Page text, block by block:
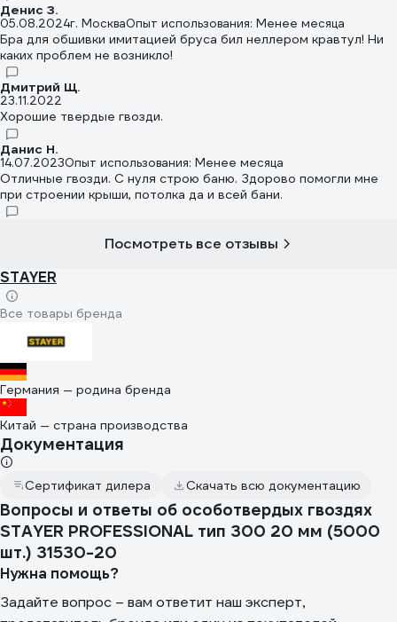
Денис З.
05.08.2024г. МоскваОпыт использования: Менее месяца
Бра для обшивки имитацией бруса бил неллером кравтул! Ни
каких проблем не возникло!
Дмитрий Щ.
23.11.2022
Хорошие твердые гвозди.
Данис Н.
14.07.2023Опыт использования: Менее месяца
Отличные гвозди. С нуля строю баню. Здорово помогли мне
при строении крыши, потолка да и всей бани.
Посмотреть все отзывы
STAYER
Все товары бренда
Германия — родина бренда
Китай — страна производства
Документация
Сертификат дилера Скачать всю документацию
Вопросы и ответы об особотвердых гвоздях
STAYER PROFESSIONAL тип 300 20 мм (5000
шт.) 31530-20
Нужна помощь?
Задайте вопрос – вам ответит наш эксперт,